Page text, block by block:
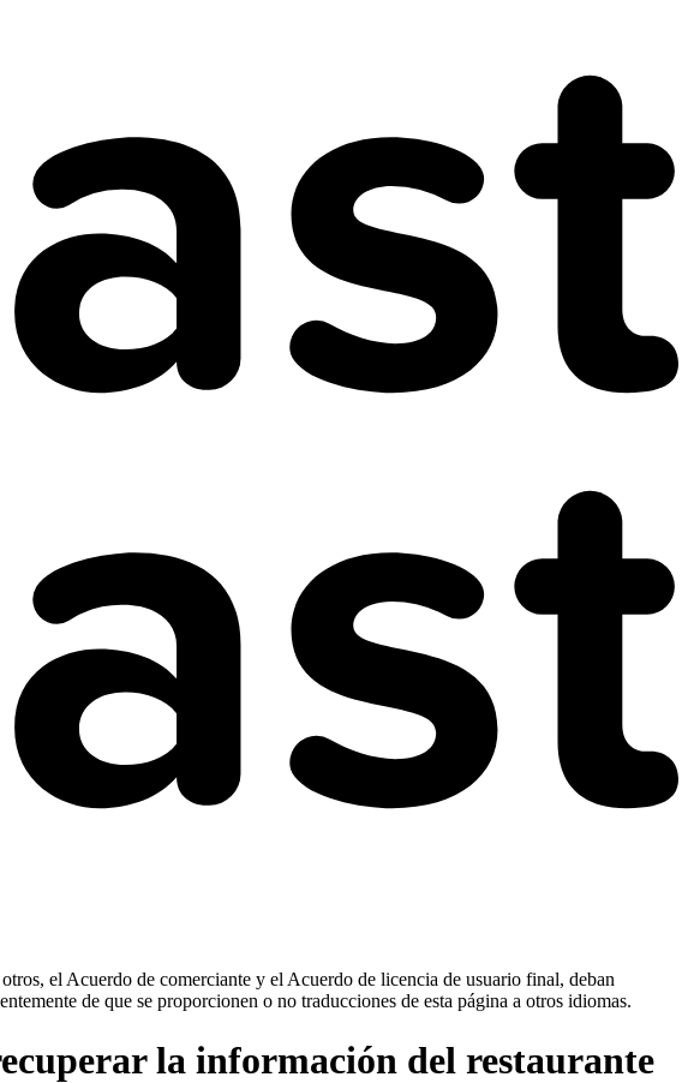
el Acuerdo de comerciante y el Acuerdo de licencia de usuario final, deban
de que se proporcionen o no traducciones de esta página a otros idiomas.
la información del restaurante